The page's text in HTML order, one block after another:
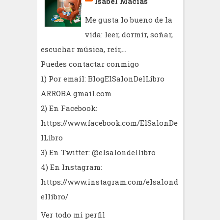
Me gusta lo bueno de la
vida: leer, dormir, soñar,
escuchar música, reír,...
Puedes contactar conmigo
1) Por email: BlogElSalonDelLibro
ARROBA gmail.com
2) En Facebook:
https://www.facebook.com/ElSalonDe
lLibro
3) En Twitter: @elsalondellibro
4) En Instagram:
https://www.instagram.com/elsalond
ellibro/
Ver todo mi perfil